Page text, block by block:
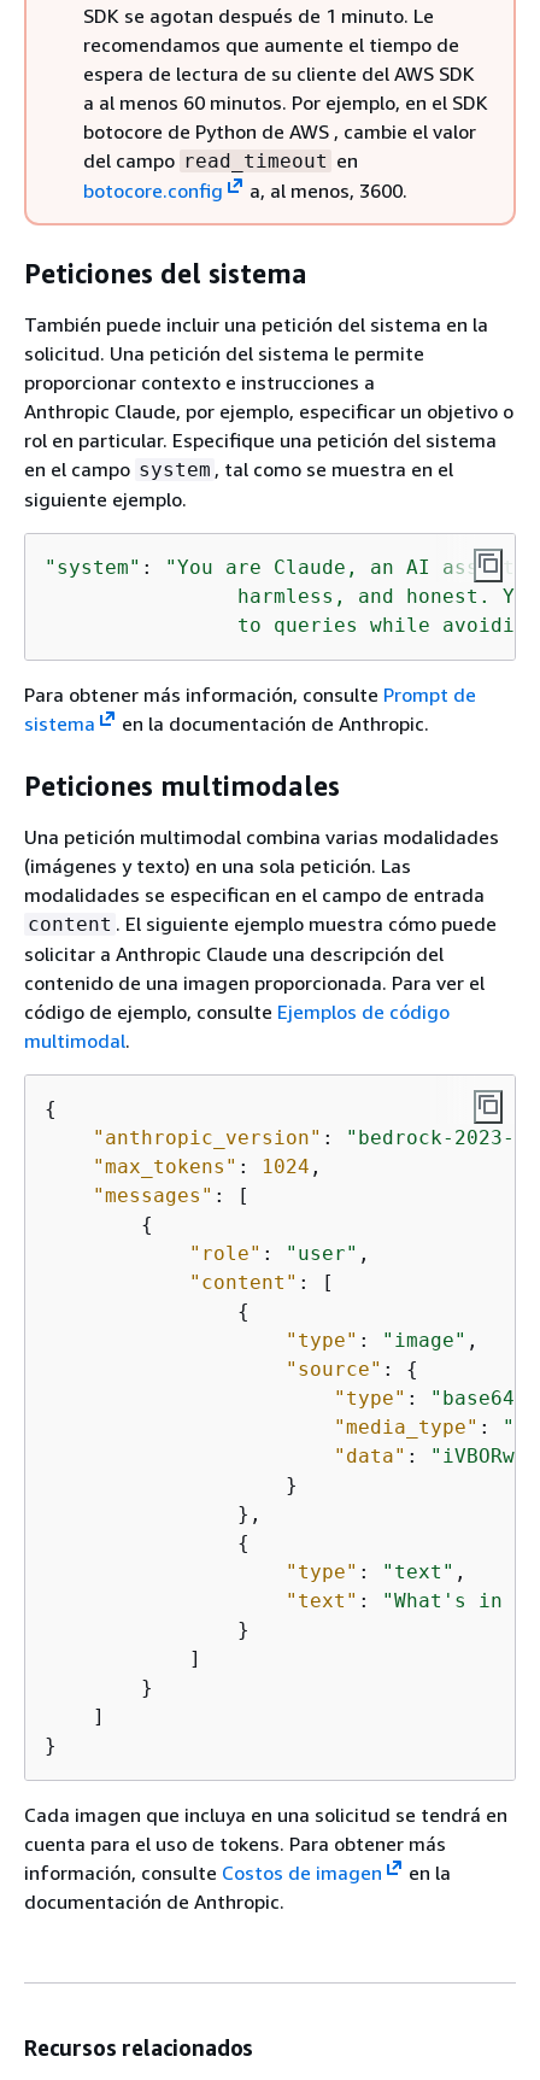
SDK se agotan después de 1 minuto. Le
recomendamos que aumente el tiempo de
espera de lectura de su cliente del AWS SDK
a al menos 60 minutos. Por ejemplo, en el SDK
botocore de Python de AWS , cambie el valor
del campo read_timeout en
botocore.config
a, al menos, 3600.
Peticiones del sistema
También puede incluir una petición del sistema en la
solicitud. Una petición del sistema le permite
proporcionar contexto e instrucciones a
Anthropic Claude, por ejemplo, especificar un objetivo o
rol en particular. Especifique una petición del sistema
en el campo system , tal como se muestra en el
siguiente ejemplo.
"system" :
"You are Claude, an AI
harmless, and honest.
to queries while
Para obtener más información, consulte Prompt de
sistema
en la documentación de Anthropic.
Peticiones multimodales
Una petición multimodal combina varias modalidades
(imágenes y texto) en una sola petición. Las
modalidades se especifican en el campo de entrada
content . El siguiente ejemplo muestra cómo puede
solicitar a Anthropic Claude una descripción del
contenido de una imagen proporcionada. Para ver el
código de ejemplo, consulte Ejemplos de código
multimodal.
{
"anthropic_version" :
"bedrock-2023-
"max_tokens" : 1024 ,
"messages" : [
{
"role" : "user" ,
"content" : [
{
"type" : "image" ,
"source" : {
"type" : "base64"
"media_type" :
"data" :
                    }
                },
{
"type" : "text" ,
"text" :
"What's in
                }
            ]
        }
    ]
}
Cada imagen que incluya en una solicitud se tendrá en
cuenta para el uso de tokens. Para obtener más
información, consulte Costos de imagen
en la
documentación de Anthropic.
Recursos relacionados